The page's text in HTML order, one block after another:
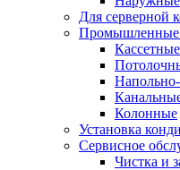
Для серверной
Промышленные
Кассетные
Колонные
Установка
Сервисное
Чистка и